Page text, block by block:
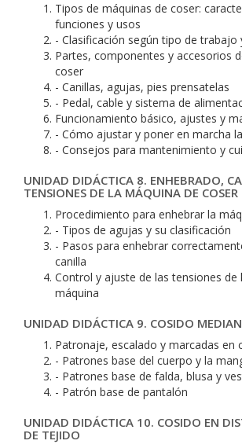
Tipos de máquinas de coser:
funciones y usos
- Clasificación según tipo de trabajo
Partes, componentes y accesorios
coser
- Canillas, agujas, pies prensatelas
- Pedal, cable y sistema de
Funcionamiento básico, ajustes y
- Cómo ajustar y poner en marcha
- Consejos para mantenimiento y
UNIDAD DIDÁCTICA 8. ENHEBRADO,
TENSIONES DE LA MÁQUINA DE COSER
Procedimiento para enhebrar la
- Tipos de agujas y su clasificación
- Pasos para enhebrar
canilla
Control y ajuste de las tensiones de
máquina
UNIDAD DIDÁCTICA 9. COSIDO
Patronaje, escalado y marcadas en
- Patrones base del cuerpo y la
- Patrones base de falda, blusa y
- Patrón base de pantalón
UNIDAD DIDÁCTICA 10. COSIDO EN
DE TEJIDO